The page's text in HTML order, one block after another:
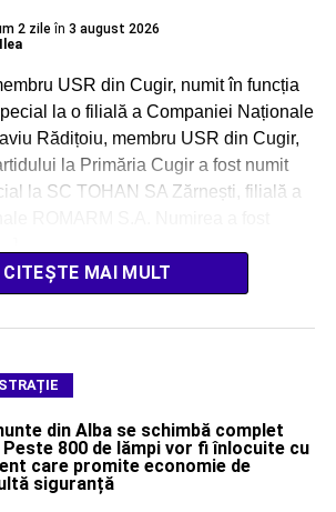
2 zile în 3 august 2026
USR din Cugir, numit în funcția
la o filială a Companiei Naționale
Rădițoiu, membru USR din Cugir,
la Primăria Cugir a fost numit
la SC TOHAN SA Zărnești, filială a
CITEȘTE MAI MULT
din Alba se schimbă complet
800 de lămpi vor fi înlocuite cu
care promite economie de
siguranță